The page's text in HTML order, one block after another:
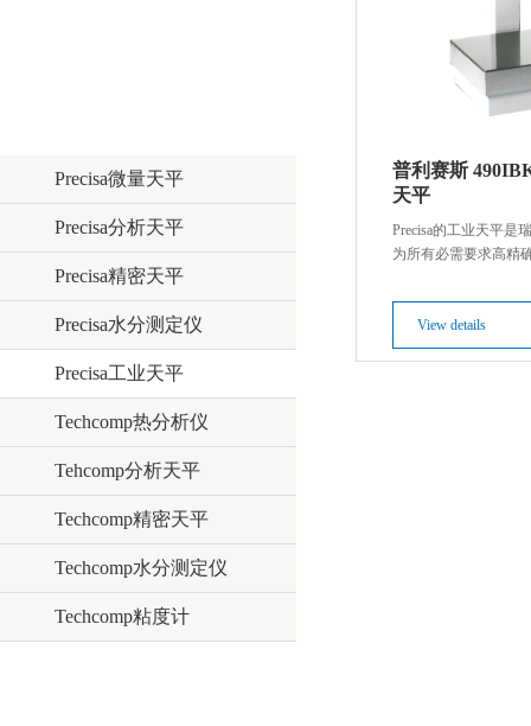
Precisa微量天平
Precisa分析天平
Precisa精密天平
Precisa水分测定仪
Precisa工业天平
Techcomp热分析仪
Tehcomp分析天平
Techcomp精密天平
Techcomp水分测定仪
Techcomp粘度计
普利赛斯
天平
Precisa的工业天平是
为所有必需要求高精
户可以更完美更精确
应用程序可以满足客
求
View details